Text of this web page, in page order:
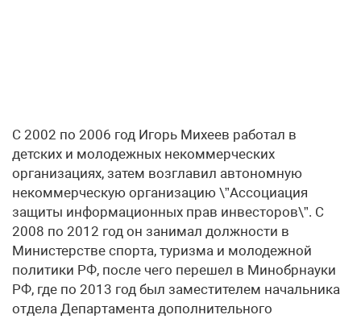
С 2002 по 2006 год Игорь Михеев работал в
детских и молодежных некоммерческих
организациях, затем возглавил автономную
некоммерческую организацию \”Ассоциация
защиты информационных прав инвесторов\”. С
2008 по 2012 год он занимал должности в
Министерстве спорта, туризма и молодежной
политики РФ, после чего перешел в Минобрнауки
РФ, где по 2013 год был заместителем начальника
отдела Департамента дополнительного